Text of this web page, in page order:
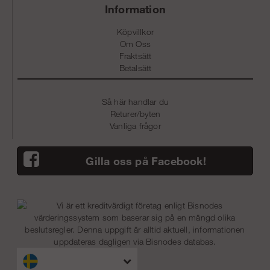
Information
Köpvillkor
Om Oss
Fraktsätt
Betalsätt
Så här handlar du
Returer/byten
Vanliga frågor
Gilla oss på Facebook!